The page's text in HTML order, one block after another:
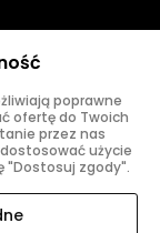
poprawne
ofertę do Twoich
przez nas
użycie
"Dostosuj zgody".